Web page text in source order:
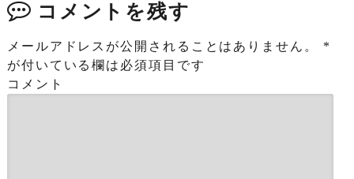
コメントを残す
メールアドレスが公開されることはありません。
*
が付いている欄は必須項目です
コメント